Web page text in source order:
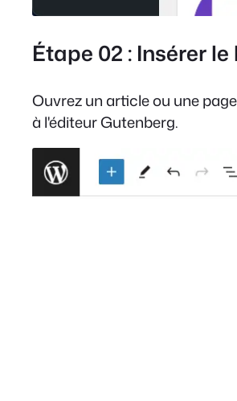
Étape 02 : Insérer
Ouvrez un article ou une
à l'éditeur Gutenberg.